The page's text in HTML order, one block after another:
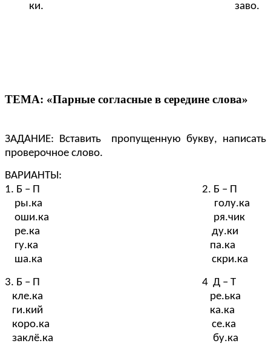
ки. заво.
ТЕМА: «Парные согласные в середине слова»
ЗАДАНИЕ: Вставить пропущенную букву, написать
проверочное слово.
ВАРИАНТЫ:
1. Б – П 2. Б – П
ры.ка голу.ка
оши.ка ря.чик
ре.ка ду.ки
гу.ка па.ка
ша.ка скри.ка
3. Б – П 4 Д – Т
кле.ка ре.ька
ги.кий ка.ка
коро.ка се.ка
заклё.ка бу.ка